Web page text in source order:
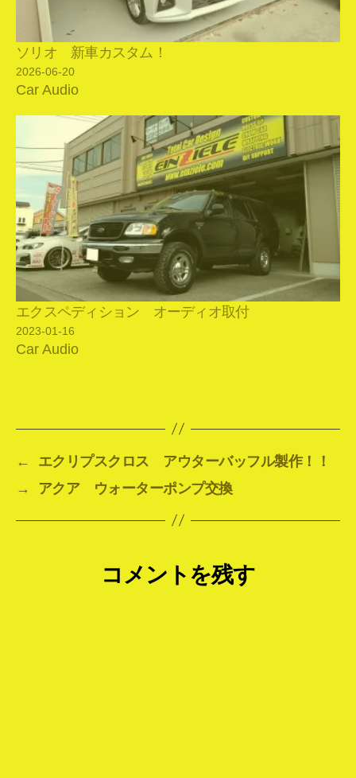
ソリオ 新車カスタム！
2026-06-20
Car Audio
エクスペディション オーディオ取付
2023-01-16
Car Audio
←
エクリプスクロス アウターバッフル製作！！
→
アクア ウォーターポンプ交換
コメントを残す